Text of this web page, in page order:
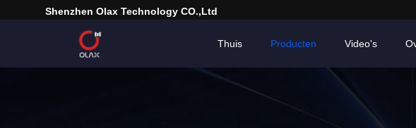
Shenzhen Olax Technology CO.,Ltd
Thuis Producten Video's